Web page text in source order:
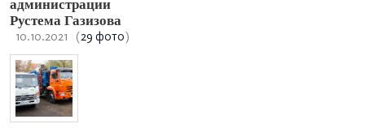
администрации
Рустема Газизова
10.10.2021 (29 фото)